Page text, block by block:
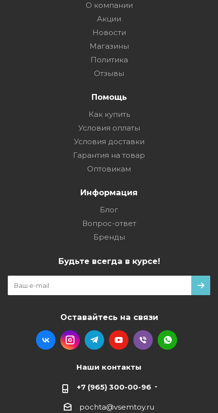
О компании
Акции
Новости
Магазины
Политика
Отзывы
Помощь
Как купить
Условия оплаты
Условия доставки
Гарантия на товар
Оптовикам
Информация
Блог
Вопрос-ответ
Бренды
Будьте всегда в курсе!
Оставайтесь на связи
Наши контакты
+7 (965) 300-00-96
pochta@vsemtoy.ru